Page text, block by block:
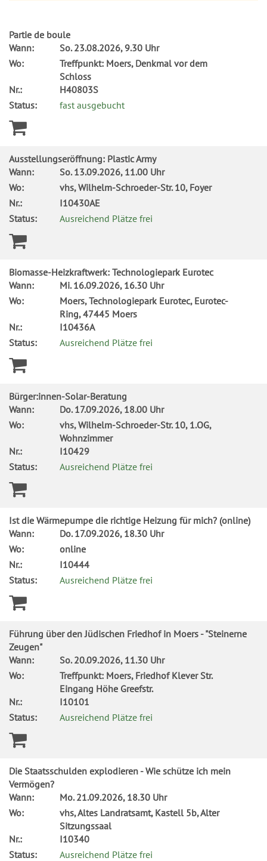
Partie de boule
Wann:
So.23.08.2026, 9.30 Uhr
Wo:
Treffpunkt: Moers, Denkmal vor dem
Schloss
Nr.:
H40803S
Status:
fast ausgebucht
Ausstellungseröffnung: Plastic Army
Wann:
So.13.09.2026, 11.00 Uhr
Wo:
vhs, Wilhelm-Schroeder-Str. 10, Foyer
Nr.:
I10430AE
Status:
Ausreichend Plätze frei
Biomasse-Heizkraftwerk: Technologiepark Eurotec
Wann:
Mi.16.09.2026, 16.30 Uhr
Wo:
Moers, Technologiepark Eurotec, Eurotec-
Ring, 47445 Moers
Nr.:
I10436A
Status:
Ausreichend Plätze frei
Bürger:innen-Solar-Beratung
Wann:
Do.17.09.2026, 18.00 Uhr
Wo:
vhs, Wilhelm-Schroeder-Str. 10, 1.OG,
Wohnzimmer
Nr.:
I10429
Status:
Ausreichend Plätze frei
Ist die Wärmepumpe die richtige Heizung für mich? (online)
Wann:
Do.17.09.2026, 18.30 Uhr
Wo:
online
Nr.:
I10444
Status:
Ausreichend Plätze frei
Führung über den Jüdischen Friedhof in Moers - "Steinerne
Zeugen"
Wann:
So.20.09.2026, 11.30 Uhr
Wo:
Treffpunkt: Moers, Friedhof Klever Str.
Eingang Höhe Greefstr.
Nr.:
I10101
Status:
Ausreichend Plätze frei
Die Staatsschulden explodieren - Wie schütze ich mein
Vermögen?
Wann:
Mo.21.09.2026, 18.30 Uhr
Wo:
vhs, Altes Landratsamt, Kastell 5b, Alter
Sitzungssaal
Nr.:
I10340
Status:
Ausreichend Plätze frei